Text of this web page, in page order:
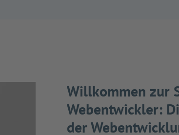
Willkommen zur
Webentwickler:
der